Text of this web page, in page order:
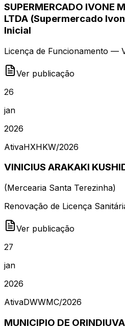
SUPERMERCADO IVONE
LTDA (Supermercado
Inicial
Licença de Funcionamento —
Ver publicação
26
jan
2026
AtivaHXHKW/2026
VINICIUS ARAKAKI
(Mercearia Santa Terezinha)
Renovação de Licença
Ver publicação
27
jan
2026
AtivaDWWMC/2026
MUNICIPIO DE ORINDIUVA